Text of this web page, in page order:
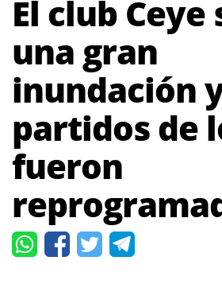
El club
una gran
inundación
partidos de
fueron